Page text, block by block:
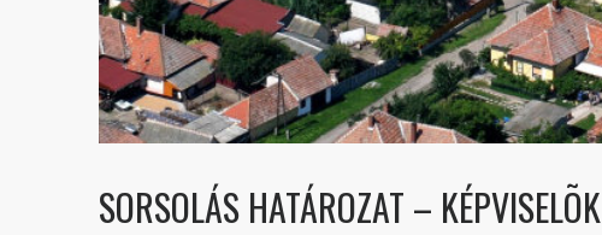
SORSOLÁS HATÁROZAT – KÉPVISELÕK